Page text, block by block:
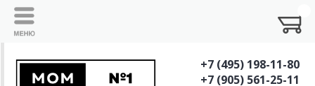
+7 (495) 198-11-80
+7 (905) 561-25-11